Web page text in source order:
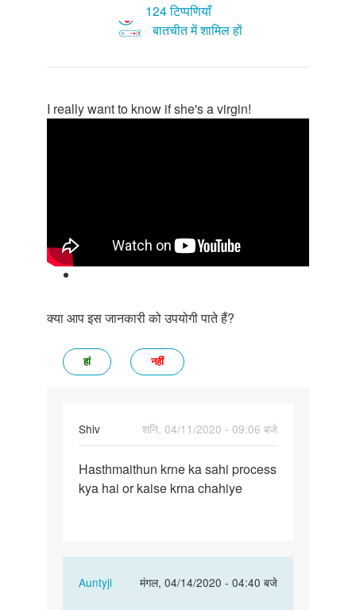
124 टिप्पणियाँ
बातचीत में शामिल हों
I really want to know if she's a virgin!
क्या आप इस जानकारी को उपयोगी पाते हैं?
हां नहीं
Shiv
शनि, 04/11/2020 - 09:06 बजे
Hasthmaithun
krne
Hasthmaithun krne ka sahi process
kya hai or kaise krna chahiye
Auntyji
मंगल, 04/14/2020 - 04:40 बजे
In